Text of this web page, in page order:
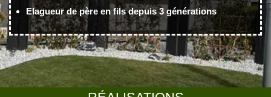
Elagueur de père en fils depuis 3 générations